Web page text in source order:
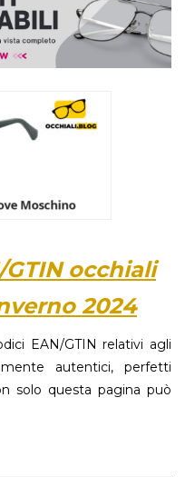
occhiali
2024
EAN/GTIN relativi agli
autentici, perfetti
solo questa pagina può